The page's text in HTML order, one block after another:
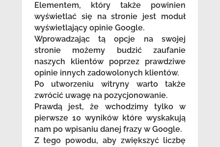
Elementem, który także powinien
wyświetlać się na stronie jest moduł
wyświetlający opinie Google.
Wprowadzając tą opcje na swojej
stronie możemy budzić zaufanie
naszych klientów poprzez prawdziwe
opinie innych zadowolonych klientów.
Po utworzeniu witryny warto także
zwrócić uwagę na pozycjonowanie.
Prawdą jest, że wchodzimy tylko w
pierwsze 10 wyników które wyskakują
nam po wpisaniu danej frazy w Google.
Z tego powodu, aby zwiększyć liczbę